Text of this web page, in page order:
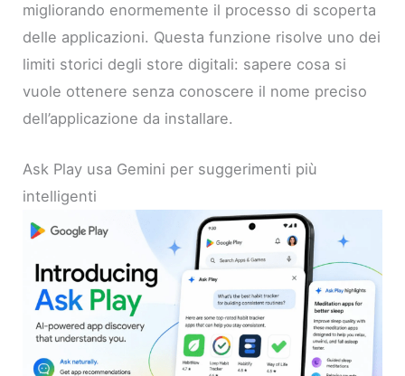
migliorando enormemente il processo di scoperta
delle applicazioni. Questa funzione risolve uno dei
limiti storici degli store digitali: sapere cosa si
vuole ottenere senza conoscere il nome preciso
dell’applicazione da installare.
Ask Play usa Gemini per suggerimenti più
intelligenti